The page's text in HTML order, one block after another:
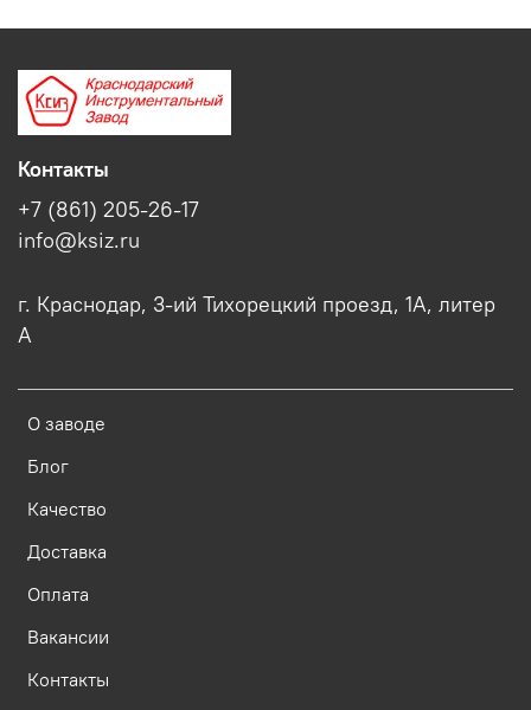
О заводе
Блог
Качество
Доставка
Оплата
Вакансии
Контакты
Контакты
+7 (861) 205-26-17
info@ksiz.ru
г. Краснодар, 3-ий Тихорецкий проезд, 1А, литер
А